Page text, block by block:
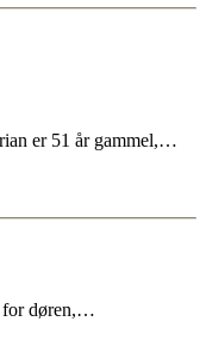
er 51 år gammel,…
for døren,…